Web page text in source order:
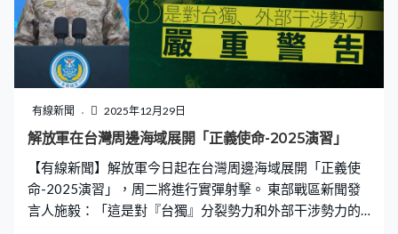
有線新聞 2025年12月29日
解放軍在台灣周邊海域展開「正義使命-2025演習」
【有線新聞】解放軍今日起在台灣周邊海域展開「正義使
命-2025演習」，周二將進行實彈射擊。 東部戰區新聞發
言人施毅：「這是對『台獨』分裂勢力和外部干涉勢力的